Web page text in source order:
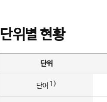
단위별 현황
단위
단어 1)